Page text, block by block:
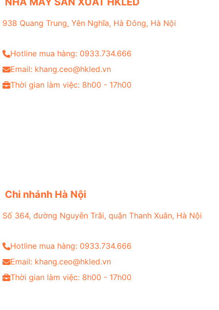
938 Quang Trung, Yên Nghĩa, Hà Đông, Hà Nội
Hotline mua hàng: 0933.734.666
Email: khang.ceo@hkled.vn
Thời gian làm việc: 8h00 - 17h00
Chi nhánh Hà Nội
Số 364, đường Nguyễn Trãi, quận Thanh Xuân, Hà Nội
Hotline mua hàng: 0933.734.666
Email: khang.ceo@hkled.vn
Thời gian làm việc: 8h00 - 17h00